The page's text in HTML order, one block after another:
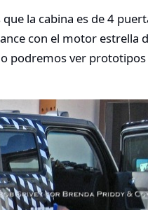
la cabina es de 4
con el motor estrella
podremos ver prototipos